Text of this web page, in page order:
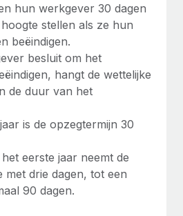
leider in de wereldwijde
zet zich sinds 2016...
hun werkgever 30 dagen
stellen als ze hun
beëindigen.
besluit om het
hangt de wettelijke
de duur van het
is de opzegtermijn 30
eerste jaar neemt de
met drie dagen, tot een
90 dagen.